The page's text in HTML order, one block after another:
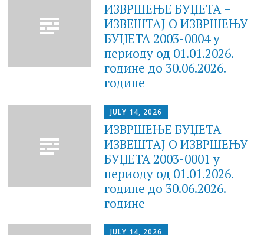
ИЗВРШЕЊЕ БУЏЕТА –
ИЗВЕШТАЈ O ИЗВРШЕЊУ
БУЏЕТА 2003-0004 у
периоду од 01.01.2026.
године до 30.06.2026.
године
JULY 14, 2026
ИЗВРШЕЊЕ БУЏЕТА –
ИЗВЕШТАЈ O ИЗВРШЕЊУ
БУЏЕТА 2003-0001 у
периоду од 01.01.2026.
године до 30.06.2026.
године
JULY 14, 2026